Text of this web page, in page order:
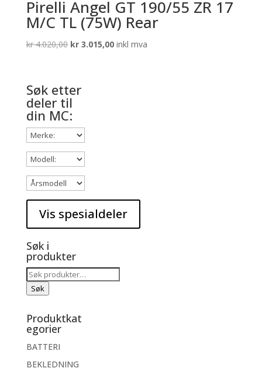
Pirelli Angel GT 190/55 ZR 17
M/C TL (75W) Rear
kr4.020,00 Opprinnelig
kr3.015,00Nåværende
inkl mva
Søk etter
deler til
din MC:
Søk i
produkter
Søk
etter:
Søk
Produktkat
egorier
BATTERI
BEKLEDNING